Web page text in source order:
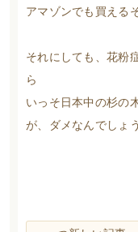
アマゾンでも買える
それにしても、花粉
ら
いっそ日本中の杉の
が、ダメなんでしょ